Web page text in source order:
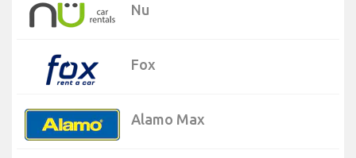
Nu
Fox
Alamo Max